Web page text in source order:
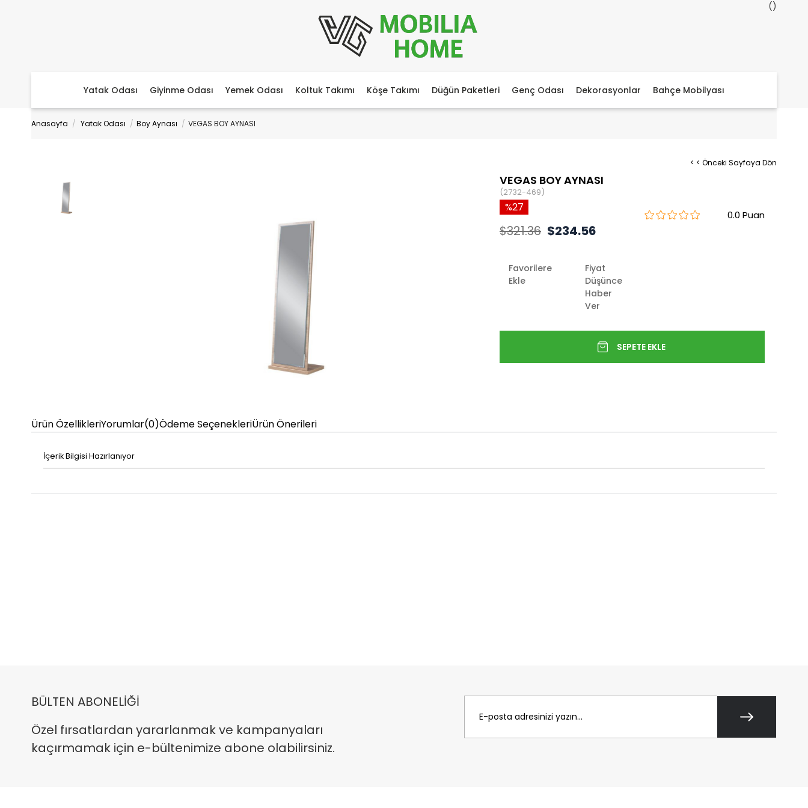
Yatak Odası Giyinme Odası Yemek Odası Koltuk Takımı Köşe Takımı Düğün Paketleri Genç Odası Dekorasyonlar Bahçe Mobilyası
Anasayfa Yatak Odası Boy Aynası VEGAS BOY AYNASI
< < Önceki Sayfaya Dön
VEGAS BOY AYNASI
(2732-469)
0.0
27
$321.36 $234.56
Favorilere
Ekle
Fiyat
Düşünce
Haber
Ver
Ürün ÖzellikleriYorumlar(0)Ödeme SeçenekleriÜrün Önerileri
İçerik Bilgisi Hazırlanıyor
BÜLTEN ABONELİĞİ
Özel fırsatlardan yararlanmak ve kampanyaları
kaçırmamak için e-bültenimize abone olabilirsiniz.